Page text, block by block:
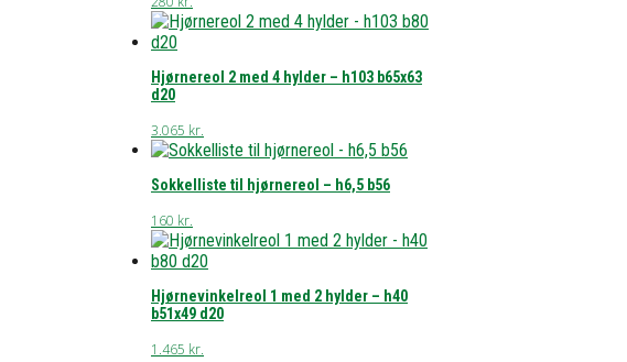
Hjørnereol 2 med 4 hylder – h103 b65x63
d20
3.065 kr.
Sokkelliste til hjørnereol – h6,5 b56
160 kr.
Hjørnevinkelreol 1 med 2 hylder – h40
b51x49 d20
1.465 kr.